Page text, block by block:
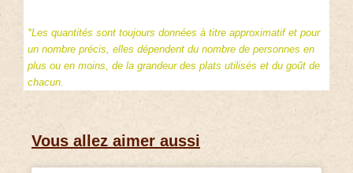
*Les quantités sont toujours données à titre approximatif et pour
un nombre précis, elles dépendent du nombre de personnes en
plus ou en moins, de la grandeur des plats utilisés et du goût de
chacun.
Vous allez aimer aussi